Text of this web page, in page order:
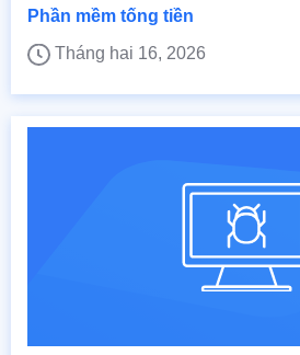
Phần mềm tống tiền
Tháng hai 16, 2026